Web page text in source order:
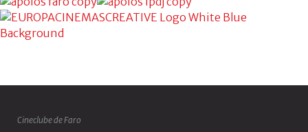
Cineclube de Faro